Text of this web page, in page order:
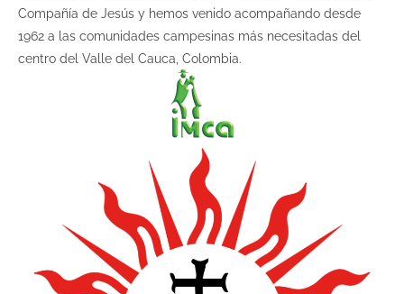
Compañía de Jesús y hemos venido acompañando desde
1962 a las comunidades campesinas más necesitadas del
centro del Valle del Cauca, Colombia.